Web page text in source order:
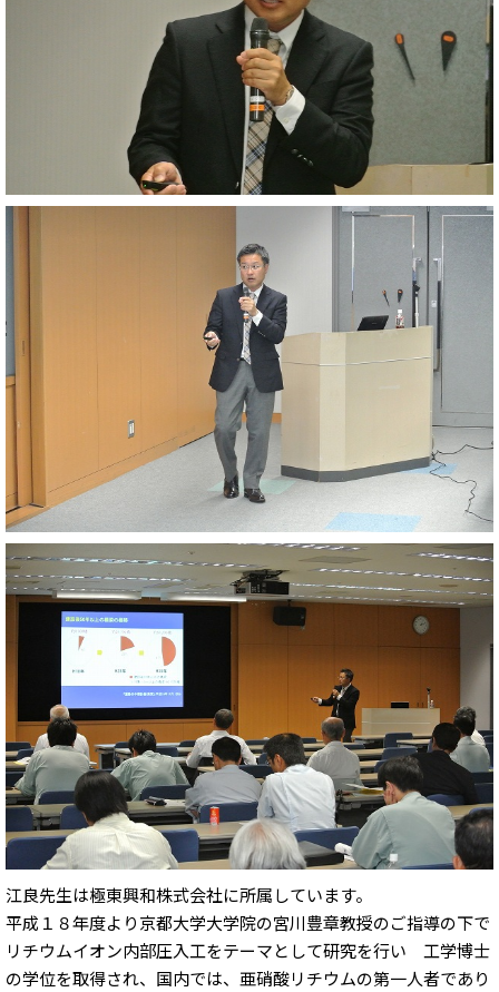
江良先生は極東興和株式会社に所属しています。
平成１８年度より京都大学大学院の宮川豊章教授のご指導の下で
リチウムイオン内部圧入工をテーマとして研究を行い 工学博士
の学位を取得され、国内では、亜硝酸リチウムの第一人者であり